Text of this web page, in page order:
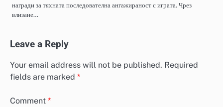
награди за тяхната последователна ангажираност с играта. Чрез
влизане…
Leave a Reply
Your email address will not be published. Required
fields are marked *
Comment *